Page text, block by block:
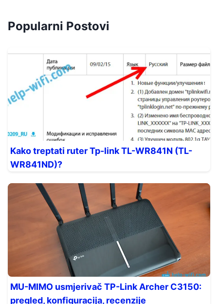
Popularni Postovi
Kako treptati ruter Tp-link TL-WR841N (TL-
WR841ND)?
MU-MIMO usmjerivač TP-Link Archer C3150:
pregled, konfiguracija, recenzije